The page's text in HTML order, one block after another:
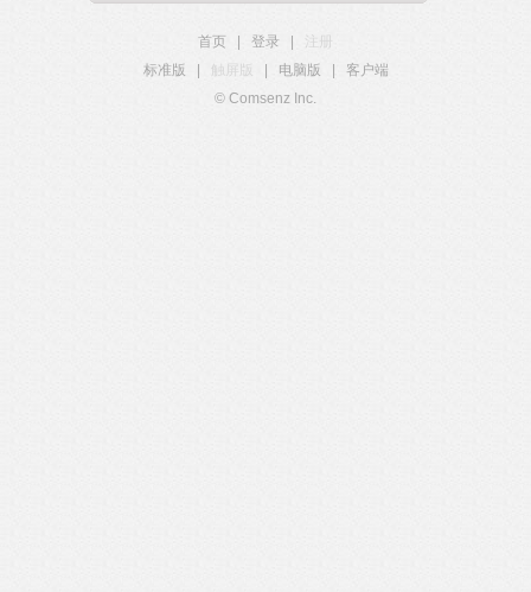
首页 登录
注册
标准版
触屏版 电脑版
客户端
© Comsenz Inc.